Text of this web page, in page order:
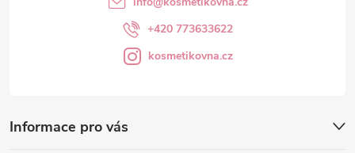
Informace pro vás
+420 773633622
kosmetikovna.cz